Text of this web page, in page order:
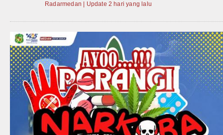
Radarmedan | Update 2 hari yang lalu